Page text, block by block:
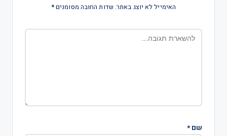
האימייל לא יוצג באתר. שדות החובה מסומנים*
שם*